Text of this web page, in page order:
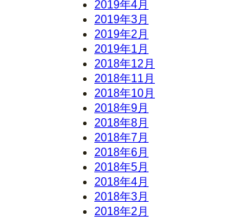
2019年4月
2019年3月
2019年2月
2019年1月
2018年12月
2018年11月
2018年10月
2018年9月
2018年8月
2018年7月
2018年6月
2018年5月
2018年4月
2018年3月
2018年2月